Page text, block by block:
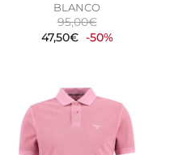
BLANCO
95,00€
47,50€ -50%